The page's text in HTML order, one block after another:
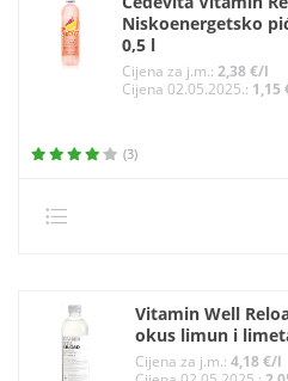
Niskoenergetsko
0,5 l
Cijena za j.m.:2,38 €/l
Cijena 02.05.2025.: 1,15
(3)
Vitamin Well
okus limun i
Cijena za j.m.:4,18 €/l